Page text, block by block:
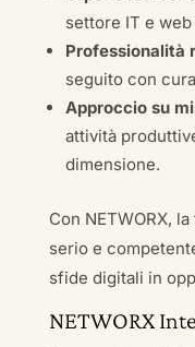
settore IT e web
Professionalità
seguito con
Approccio su
attività
dimensione.
Con NETWORX,
serio e
sfide digitali in
NETWORX